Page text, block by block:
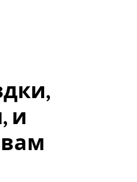
и
вам